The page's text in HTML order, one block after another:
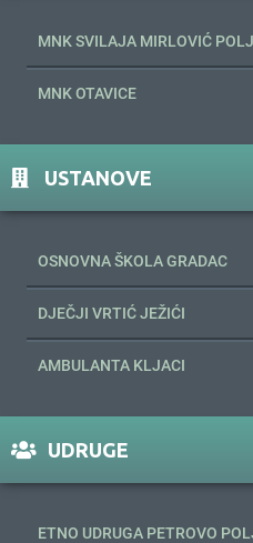
MNK SVILAJA MIRLOVIĆ
MNK OTAVICE
USTANOVE
OSNOVNA ŠKOLA GRADAC
DJEČJI VRTIĆ JEŽIĆI
AMBULANTA KLJACI
UDRUGE
ETNO UDRUGA PETROVO